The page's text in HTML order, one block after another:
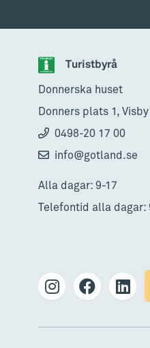
Turistbyrå
Donnerska huset
Donners plats 1, Visby
0498-20 17 00
info@gotland.se
Alla dagar: 9-17
Telefontid alla dagar: